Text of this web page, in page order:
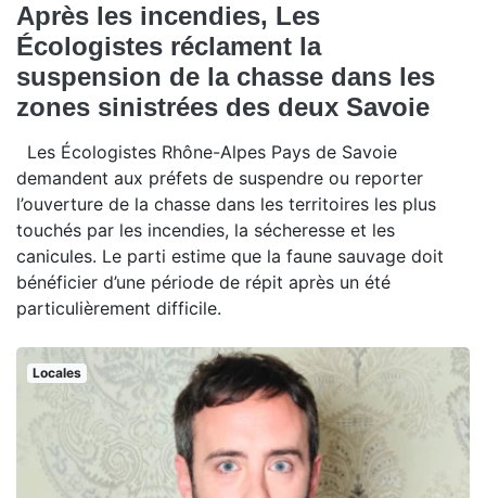
Après les incendies, Les
Écologistes réclament la
suspension de la chasse dans les
zones sinistrées des deux Savoie
Les Écologistes Rhône-Alpes Pays de Savoie
demandent aux préfets de suspendre ou reporter
l’ouverture de la chasse dans les territoires les plus
touchés par les incendies, la sécheresse et les
canicules. Le parti estime que la faune sauvage doit
bénéficier d’une période de répit après un été
particulièrement difficile.
Locales